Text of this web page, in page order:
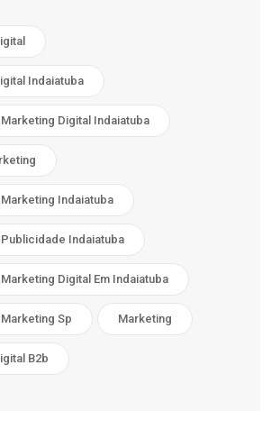
Indaiatuba
Digital Indaiatuba
Indaiatuba
Indaiatuba
Digital Em Indaiatuba
Sp Marketing
B2b